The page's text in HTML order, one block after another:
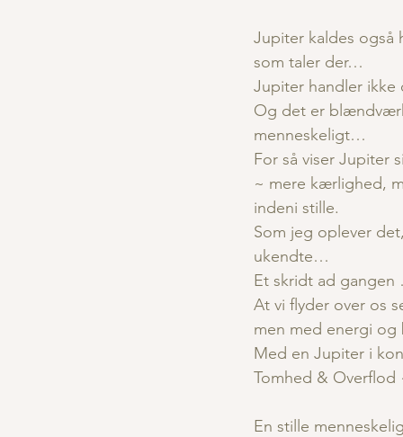
Jupiter kaldes
som taler der…
Jupiter handler
Og det er
menneskeligt…
For så viser Jupiter
~ mere kærlighed,
indeni stille.
Som jeg oplever
ukendte…
Et skridt ad
At vi flyder over os
men med energi
Med en Jupiter i
Tomhed &
En stille